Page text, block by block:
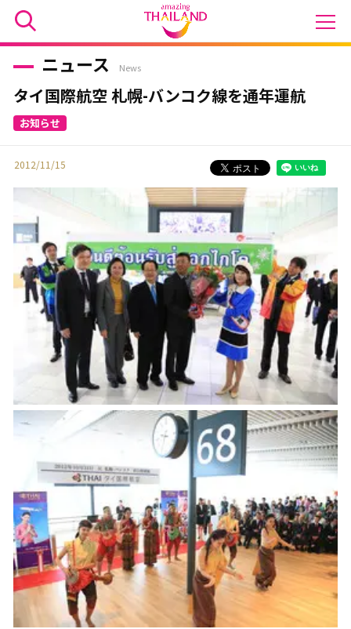
ニュース News
タイ国際航空 札幌-バンコク線を通年運航
2012/11/15